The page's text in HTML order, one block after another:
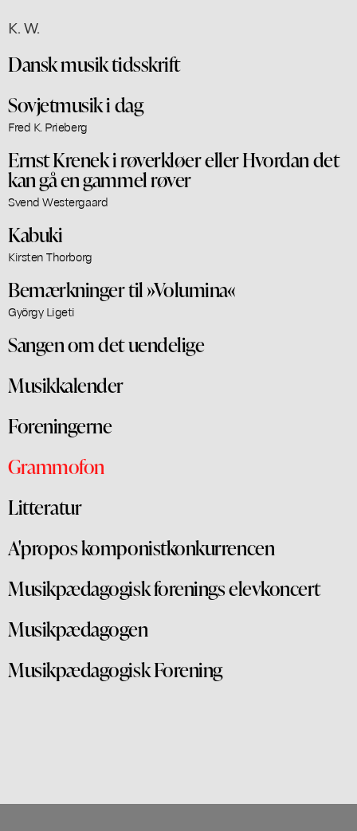
K. W.
Dansk musik tidsskrift
Sovjetmusik i dag
Fred K. Prieberg
Ernst Krenek i røverkløer eller Hvordan det
kan gå en gammel røver
Svend Westergaard
Kabuki
Kirsten Thorborg
Bemærkninger til »Volumina«
György Ligeti
Sangen om det uendelige
Musikkalender
Foreningerne
Grammofon
Litteratur
A'propos komponistkonkurrencen
Musikpædagogisk forenings elevkoncert
Musikpædagogen
Musikpædagogisk Forening